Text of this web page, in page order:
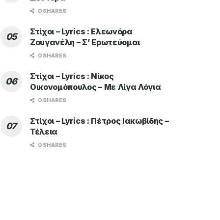
0 SHARES
Στίχοι – Lyrics : Ελεωνόρα
Ζουγανέλη – Σ’ Ερωτεύομαι
0 SHARES
Στίχοι – Lyrics : Νίκος
Οικονομόπουλος – Με Λίγα Λόγια
0 SHARES
Στίχοι – Lyrics : Πέτρος Ιακωβίδης –
Τέλεια
0 SHARES